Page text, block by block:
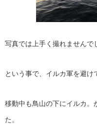
写真では上手く撮れませんで
という事で、イルカ軍を避け
移動中も鳥山の下にイルカ。
た。